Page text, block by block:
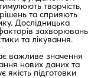
творчість,
та сприяють
Дослідницька
захворювань
та лікування.
важливе значення
нових даних та
якість підготовки